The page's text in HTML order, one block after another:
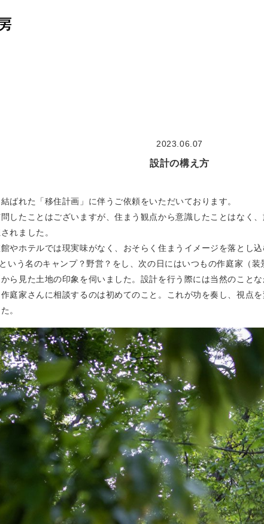
2023.06.07
設計の構え方
ばれた「移住計画」に伴うご依頼をいただいております。
したことはございますが、住まう観点から意識したことはなく
れました。
やホテルでは現実味がなく、おそらく住まうイメージを落とし
いう名のキャンプ？野営？をし、次の日にはいつもの作庭家（
ら見た土地の印象を伺いました。設計を行う際には当然のこと
庭家さんに相談するのは初めてのこと。これが功を奏し、視点
。